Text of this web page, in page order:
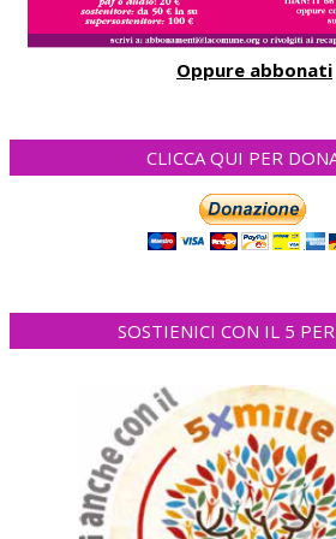
Oppure abbonati
CLICCA QUI PER
SOSTIENICI CON IL 5